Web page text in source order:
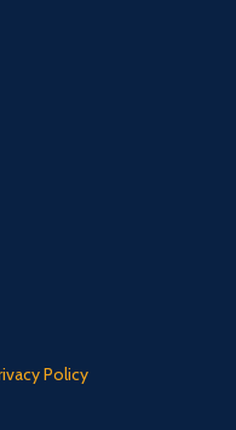
Policy